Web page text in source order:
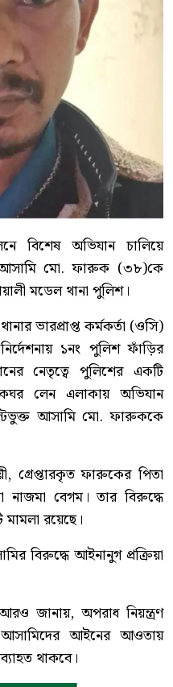
বিশেষ অভিযান চালিয়ে
আসামি মো. ফারুক (৩৮)কে
মডেল থানা পুলিশ।
ভারপ্রাপ্ত কর্মকর্তা (ওসি)
১নং পুলিশ ফাঁড়ির
নেতৃত্বে পুলিশের একটি
লেন এলাকায় অভিযান
আসামি মো. ফারুককে
গ্রেপ্তারকৃত ফারুকের পিতা
বেগম। তার বিরুদ্ধে
রয়েছে।
বিরুদ্ধে আইনানুগ প্রক্রিয়া
জানায়, অপরাধ নিয়ন্ত্রণ
আইনের আওতায়
থাকবে।